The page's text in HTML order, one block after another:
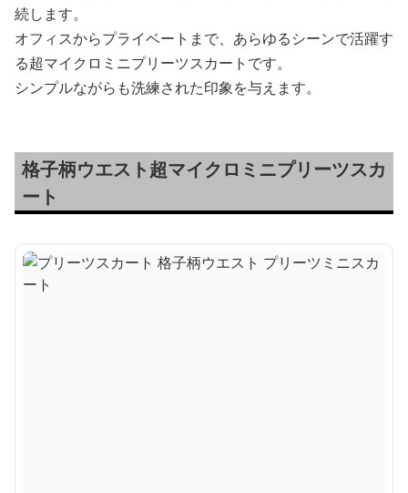
続します。
オフィスからプライベートまで、あらゆるシーンで活躍す
る超マイクロミニプリーツスカートです。
シンプルながらも洗練された印象を与えます。
格子柄ウエスト超マイクロミニプリーツスカ
ート